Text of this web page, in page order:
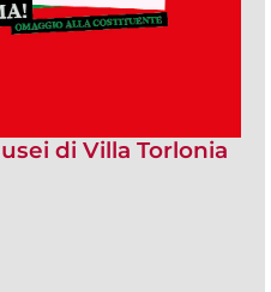
di Villa Torlonia